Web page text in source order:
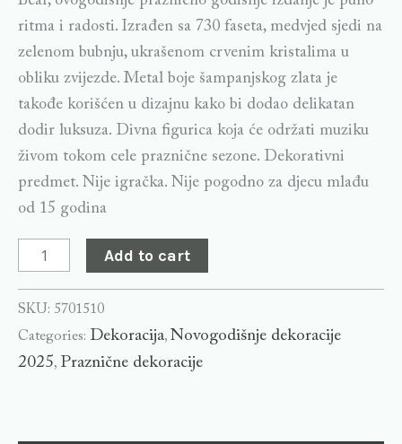
ritma i radosti. Izrađen sa 730 faseta, medvjed sjedi na
zelenom bubnju, ukrašenom crvenim kristalima u
obliku zvijezde. Metal boje šampanjskog zlata je
takođe korišćen u dizajnu kako bi dodao delikatan
dodir luksuza. Divna figurica koja će održati muziku
živom tokom cele praznične sezone. Dekorativni
predmet. Nije igračka. Nije pogodno za djecu mlađu
od 15 godina
Add to cart
SKU: 5701510
Categories: Dekoracija, Novogodišnje dekoracije
2025, Praznične dekoracije